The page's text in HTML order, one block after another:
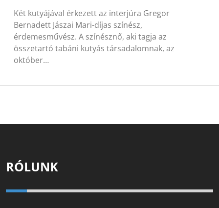
Két kutyájával érkezett az interjúra Gregor
Bernadett Jászai Mari-díjas színész,
érdemesművész. A színésznő, aki tagja az
összetartó tabáni kutyás társadalomnak, az
október…
RÓLUNK